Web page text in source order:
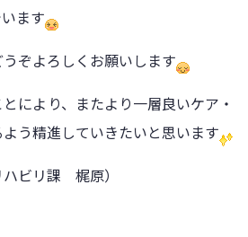
ます
ぞよろしくお願いします
により、またより一層良いケア・
う精進していきたいと思います
ビリ課 梶原）